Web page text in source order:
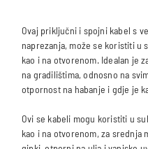
Ovaj priključni i spojni kabel s
naprezanja, može se koristiti u
kao i na otvorenom. Idealan je
na gradilištima, odnosno na
otpornost na habanje i gdje je
Ovi se kabeli mogu koristiti u
kao i na otvorenom, za srednja